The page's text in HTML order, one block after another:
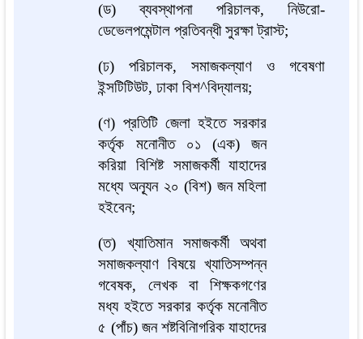
(ড) ব্যবস্থাপনা পরিচালক, নিউরো-
ডেভেলপমেন্টাল প্রতিবন্ধী সুরক্ষা ট্রাস্ট;
(ঢ) পরিচালক, সমাজকল্যাণ ও গবেষণা
ইন্সটিটিউট, ঢাকা বিশ^বিদ্যালয়;
(ণ) প্রতিটি জেলা হইতে সরকার
কর্তৃক মনোনীত ০১ (এক) জন
করিয়া বিশিষ্ট সমাজকর্মী যাহাদের
মধ্যে অন্যূন ২০ (বিশ) জন মহিলা
হইবেন;
(ত) খ্যাতিমান সমাজকর্মী অথবা
সমাজকল্যাণ বিষয়ে খ্যাতিসম্পন্ন
গবেষক, লেখক বা শিক্ষকগণের
মধ্য হইতে সরকার কর্তৃক মনোনীত
৫ (পাঁচ) জন শষ্টবিনিাগরিক যাহাদের